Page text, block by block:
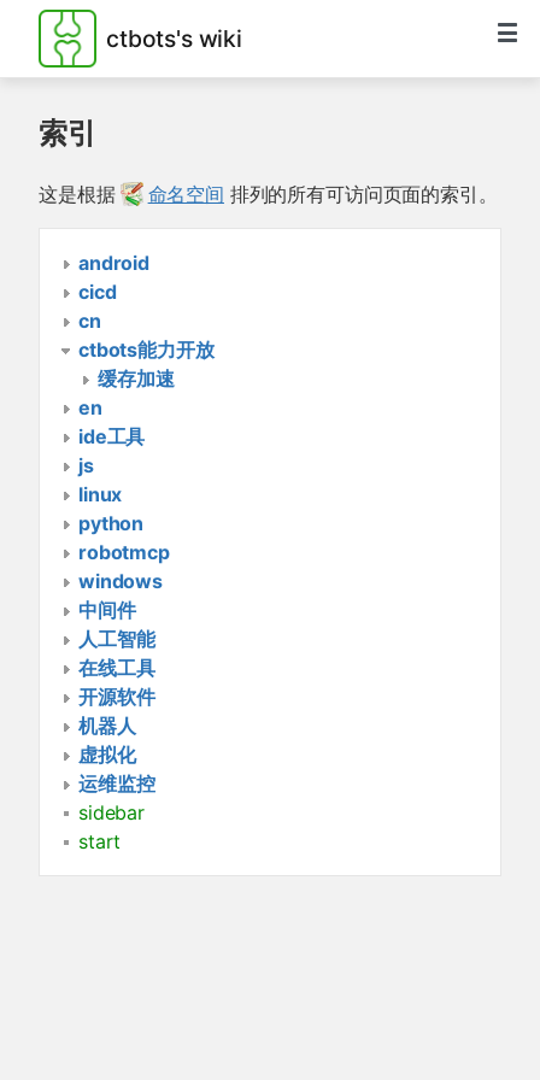
ctbots's wiki
索引
这是根据 命名空间 排列的所有可访问页面的索引。
android
cicd
cn
ctbots能力开放
缓存加速
en
ide工具
js
linux
python
robotmcp
windows
中间件
人工智能
在线工具
开源软件
机器人
虚拟化
运维监控
sidebar
start